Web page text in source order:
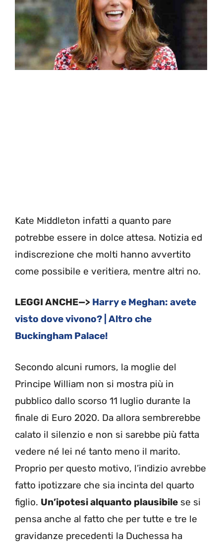
Kate Middleton infatti a quanto pare
potrebbe essere in dolce attesa. Notizia ed
indiscrezione che molti hanno avvertito
come possibile e veritiera, mentre altri no.
LEGGI ANCHE—> Harry e Meghan: avete
visto dove vivono? | Altro che
Buckingham Palace!
Secondo alcuni rumors, la moglie del
Principe William non si mostra più in
pubblico dallo scorso 11 luglio durante la
finale di Euro 2020. Da allora sembrerebbe
calato il silenzio e non si sarebbe più fatta
vedere né lei né tanto meno il marito.
Proprio per questo motivo, l’indizio avrebbe
fatto ipotizzare che sia incinta del quarto
figlio. Un’ipotesi alquanto plausibile se si
pensa anche al fatto che per tutte e tre le
gravidanze precedenti la Duchessa ha